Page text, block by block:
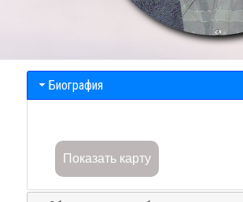
Биография
Показать карту